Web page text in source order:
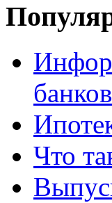
Что